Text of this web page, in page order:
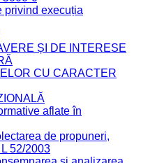
privind execuția
ȘI DE INTERESE
CU CARACTER
aflate în
de propuneri,
52/2003